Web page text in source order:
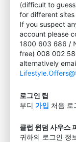
(difficult to
for different
If you suspect
account please
1800 603 686 /
free) 008 002
alternatively
로그인 팁
부디 가입 처음 로
클럽 윈덤 사우스
귀하의 로그인 정